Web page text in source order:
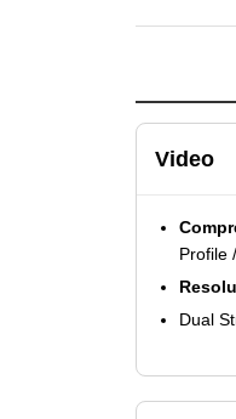
Video
Profile
Dual